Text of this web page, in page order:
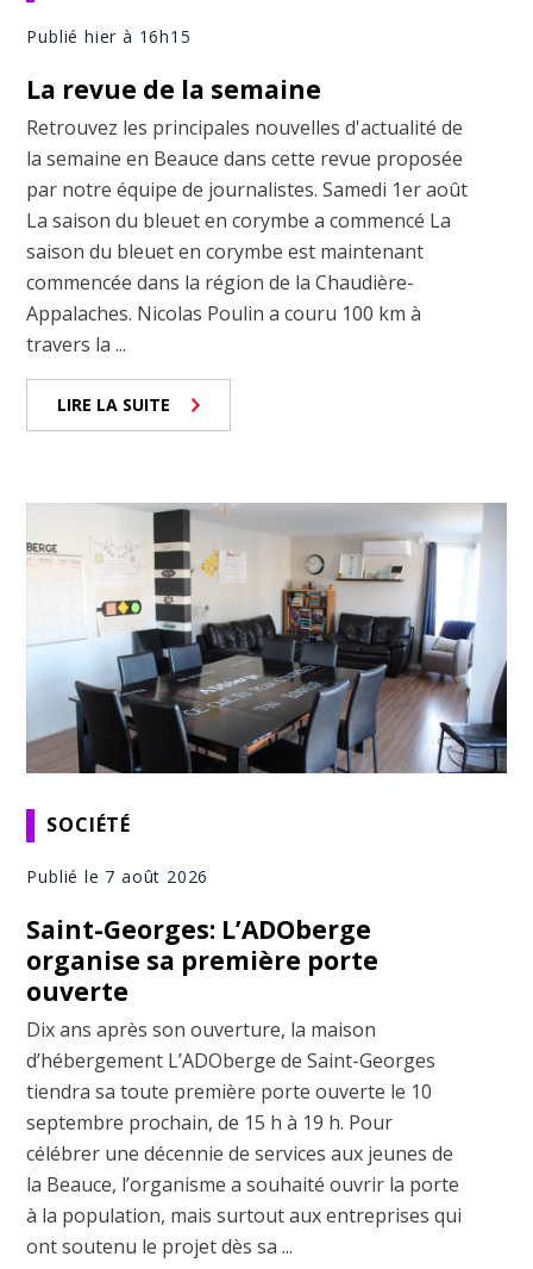
Publié hier à 16h15
La revue de la semaine
Retrouvez les principales nouvelles d'actualité de
la semaine en Beauce dans cette revue proposée
par notre équipe de journalistes. Samedi 1er août
La saison du bleuet en corymbe a commencé La
saison du bleuet en corymbe est maintenant
commencée dans la région de la Chaudière-
Appalaches. Nicolas Poulin a couru 100 km à
travers la ...
LIRE LA SUITE
SOCIÉTÉ
Publié le 7 août 2026
Saint-Georges: L’ADOberge
organise sa première porte
ouverte
Dix ans après son ouverture, la maison
d’hébergement L’ADOberge de Saint-Georges
tiendra sa toute première porte ouverte le 10
septembre prochain, de 15 h à 19 h. Pour
célébrer une décennie de services aux jeunes de
la Beauce, l’organisme a souhaité ouvrir la porte
à la population, mais surtout aux entreprises qui
ont soutenu le projet dès sa ...